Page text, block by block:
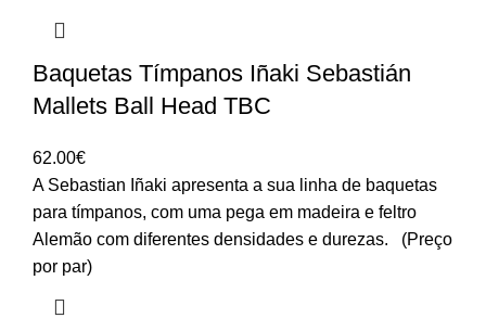
Baquetas Tímpanos Iñaki Sebastián
Mallets Ball Head TBC
62.00€
A Sebastian Iñaki apresenta a sua linha de baquetas
para tímpanos, com uma pega em madeira e feltro
Alemão com diferentes densidades e durezas. (Preço
por par)